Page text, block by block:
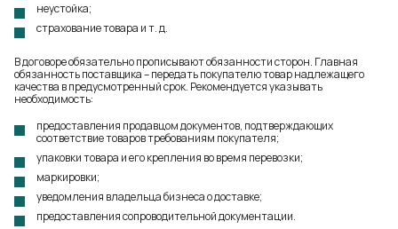
неустойка;
страхование товара и т. д.
В договоре обязательно прописывают обязанности сторон. Главная
обязанность поставщика – передать покупателю товар надлежащего
качества в предусмотренный срок. Рекомендуется указывать
необходимость:
предоставления продавцом документов, подтверждающих
соответствие товаров требованиям покупателя;
упаковки товара и его крепления во время перевозки;
маркировки;
уведомления владельца бизнеса о доставке;
предоставления сопроводительной документации.